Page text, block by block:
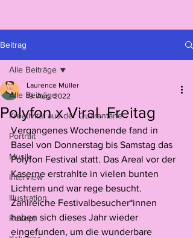
Beitrag
Alle Beiträge
Kreativität aus der Quarantäne
Portrait
Musik
Interview
Illustration
Rezept
Alle Beiträge
Polyfon x Viral. Freitag
Laurence Müller
19. Aug. 2022
Vergangenes Wochenende fand in
Basel von Donnerstag bis Samstag das
Polyfon Festival statt. Das Areal vor der
Kaserne erstrahlte in vielen bunten
Lichtern und war rege besucht.
Zahlreiche Festivalbesucher*innen
haben sich dieses Jahr wieder
eingefunden, um die wunderbare